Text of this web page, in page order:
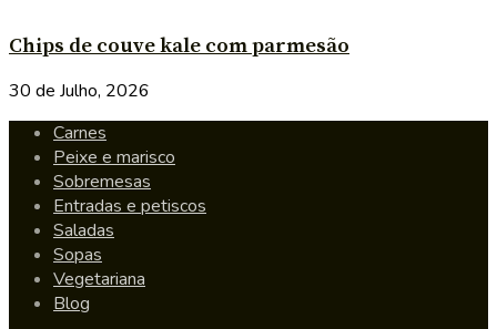
Chips de couve kale com parmesão
30 de Julho, 2026
Carnes
Peixe e marisco
Sobremesas
Entradas e petiscos
Saladas
Sopas
Vegetariana
Blog